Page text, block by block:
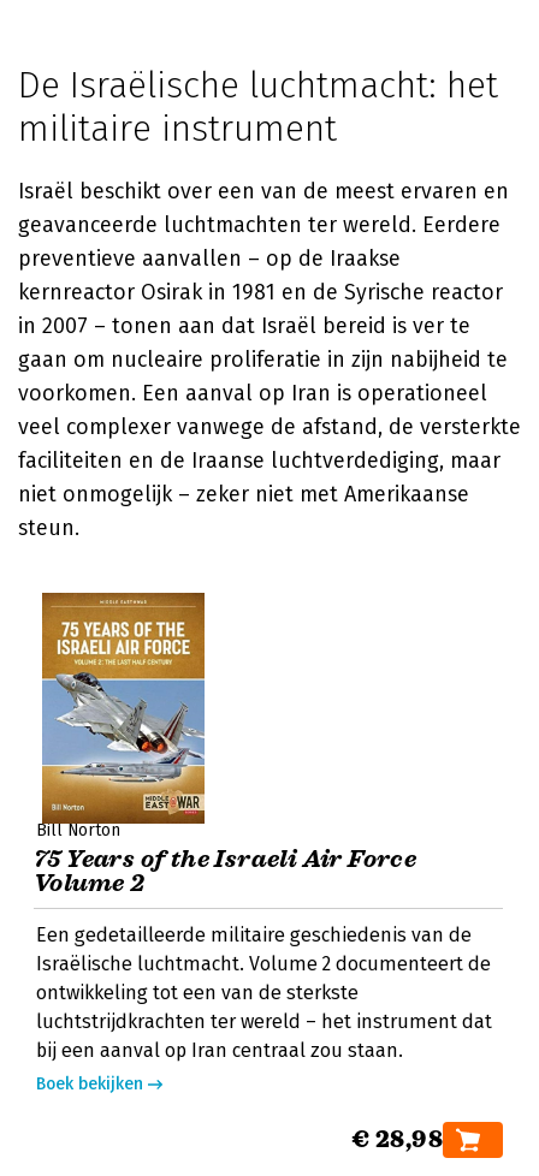
De Israëlische luchtmacht: het
militaire instrument
Israël beschikt over een van de meest ervaren en
geavanceerde luchtmachten ter wereld. Eerdere
preventieve aanvallen – op de Iraakse
kernreactor Osirak in 1981 en de Syrische reactor
in 2007 – tonen aan dat Israël bereid is ver te
gaan om nucleaire proliferatie in zijn nabijheid te
voorkomen. Een aanval op Iran is operationeel
veel complexer vanwege de afstand, de versterkte
faciliteiten en de Iraanse luchtverdediging, maar
niet onmogelijk – zeker niet met Amerikaanse
steun.
Bill Norton
75 Years of the Israeli Air Force
Volume 2
Een gedetailleerde militaire geschiedenis van de
Israëlische luchtmacht. Volume 2 documenteert de
ontwikkeling tot een van de sterkste
luchtstrijdkrachten ter wereld – het instrument dat
bij een aanval op Iran centraal zou staan.
Boek bekijken
€ 28,98